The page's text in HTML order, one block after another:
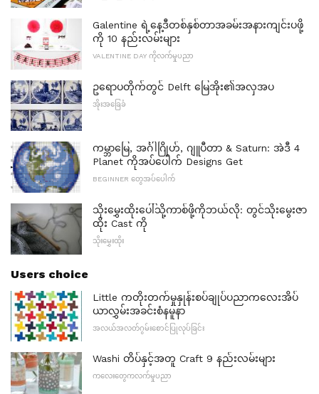
Galentine ရဲ့နေ့ဒီတစ်နှစ်တာအခမ်းအနားကျင်းပဖို့
ကို 10 နည်းလမ်းများ
VALENTINE DAY ကိုလက်မှုပညာ
ဥရောပတိုက်တွင် Delft မြေအိုး၏အလှအပ
အိုးအခြေခံ
ကမ္ဘာမြေ, အင်္ဂါဂြိုဟ်, ဂျူပီတာ & Saturn: အဲဒီ 4
Planet ကိုအပ်ပေါက် Designs Get
BEGINNER တွေအပ်ပေါက်
သိုးမွှေးထိုးပေါ်သို့ကာစ်ဖို့ကိုဘယ်လို: တွင်သိုးမွေးဇာ
ထိုး Cast ကို
သိုးမွှေးထိုး
Users choice
Little ကတိုးတက်မှုနှုန်းစပ်ချုပ်ပညာကလေးအိပ်
ယာလွှမ်းအခင်းစံနမူနာ
အလယ်အလတ်ဂွမ်းစောင်ပြုလုပ်ခြင်း
Washi တိပ်နှင့်အတူ Craft 9 နည်းလမ်းများ
ကလေးတွေကလက်မှုပညာ